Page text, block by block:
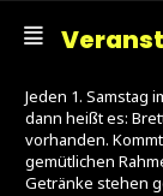
Jeden 1. Samstag
dann heißt es:
vorhanden.
gemütlichen
Getränke stehen